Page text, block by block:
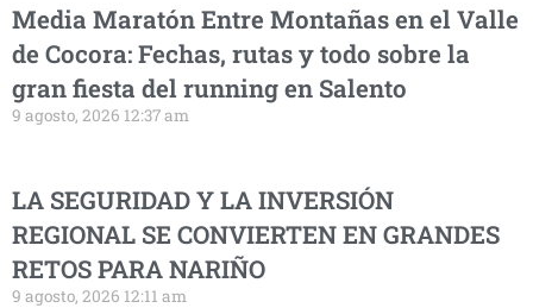
Media Maratón Entre Montañas en el Valle
de Cocora: Fechas, rutas y todo sobre la
gran fiesta del running en Salento
9 agosto, 2026 12:37 am
LA SEGURIDAD Y LA INVERSIÓN
REGIONAL SE CONVIERTEN EN GRANDES
RETOS PARA NARIÑO
9 agosto, 2026 12:11 am